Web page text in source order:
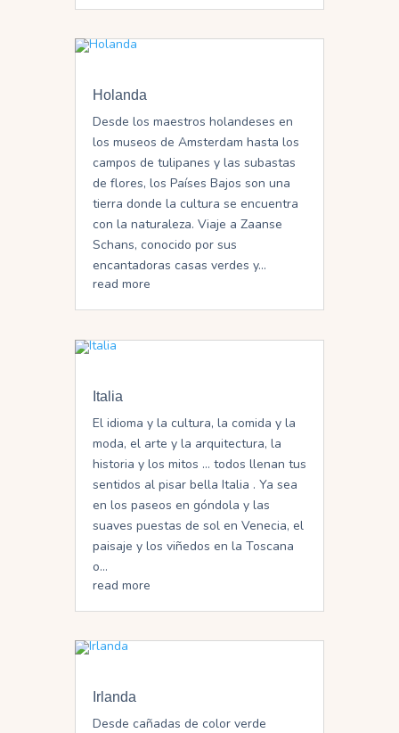
Holanda
Desde los maestros holandeses en
los museos de Amsterdam hasta los
campos de tulipanes y las subastas
de flores, los Países Bajos son una
tierra donde la cultura se encuentra
con la naturaleza. Viaje a Zaanse
Schans, conocido por sus
encantadoras casas verdes y...
read more
Italia
El idioma y la cultura, la comida y la
moda, el arte y la arquitectura, la
historia y los mitos … todos llenan tus
sentidos al pisar bella Italia . Ya sea
en los paseos en góndola y las
suaves puestas de sol en Venecia, el
paisaje y los viñedos en la Toscana
o...
read more
Irlanda
Desde cañadas de color verde